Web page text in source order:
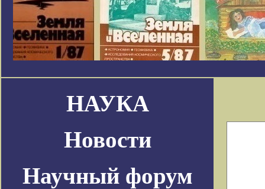
НАУКА
Новости
Научный форум